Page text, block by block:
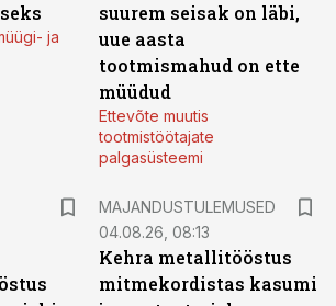
ja
suurem seisak on läbi,
uue aasta
tootmismahud on ette
müüdud
Ettevõte muutis
tootmistöötajate
palgasüsteemi
MAJANDUSTULEMUSED
04.08.26, 08:13
Kehra metallitööstus
mitmekordistas kasumi